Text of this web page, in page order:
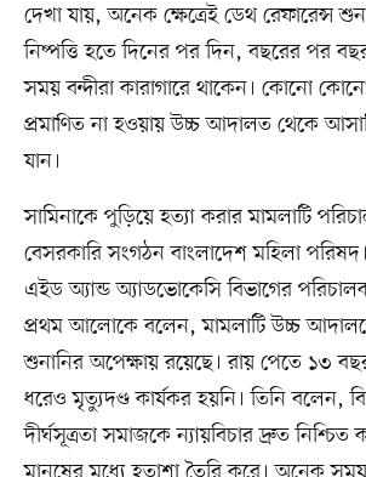
দেখা যায়, অনেক ক্ষেত্রেই ডেথ রেফারেন্স
নিষ্পত্তি হতে দিনের পর দিন, বছরের পর
সময় বন্দীরা কারাগারে থাকেন। কোনো
প্রমাণিত না হওয়ায় উচ্চ আদালত থেকে
যান।
সামিনাকে পুড়িয়ে হত্যা করার মামলাটি
বেসরকারি সংগঠন বাংলাদেশ মহিলা
এইড অ্যান্ড অ্যাডভোকেসি বিভাগের
প্রথম আলোকে বলেন, মামলাটি উচ্চ
শুনানির অপেক্ষায় রয়েছে। রায় পেতে ১৩
ধরেও মৃত্যুদণ্ড কার্যকর হয়নি। তিনি বলেন,
দীর্ঘসূত্রতা সমাজকে ন্যায়বিচার দ্রুত নিশ্চিত